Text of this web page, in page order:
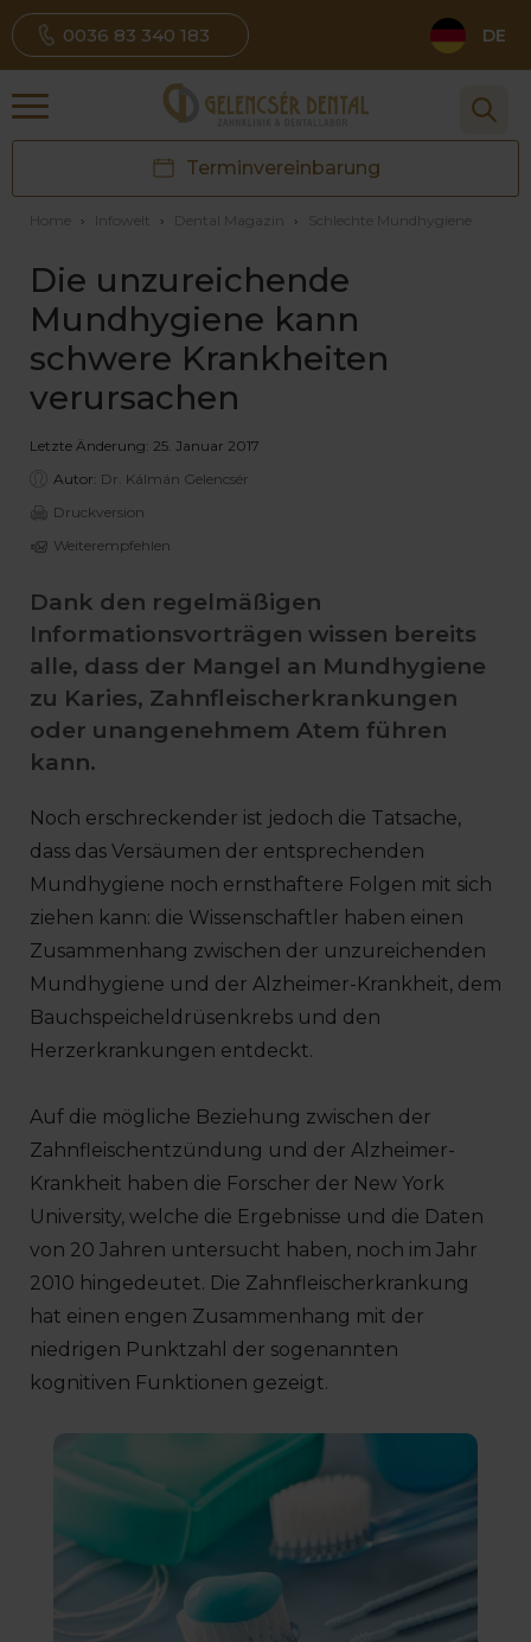
0036 83 340 183 DE
Terminvereinbarung
Home › Infowelt › Dental Magazin › Schlechte Mundhygiene
Die unzureichende
Mundhygiene kann
schwere Krankheiten
verursachen
Letzte Änderung: 25. Januar 2017
Autor: Dr. Kálmán Gelencsér
Druckversion
Weiterempfehlen
Dank den regelmäßigen
Informationsvorträgen wissen bereits
alle, dass der Mangel an Mundhygiene
zu Karies, Zahnfleischerkrankungen
oder unangenehmem Atem führen
kann.
Noch erschreckender ist jedoch die Tatsache,
dass das Versäumen der entsprechenden
Mundhygiene noch ernsthaftere Folgen mit sich
ziehen kann: die Wissenschaftler haben einen
Zusammenhang zwischen der unzureichenden
Mundhygiene und der Alzheimer-Krankheit, dem
Bauchspeicheldrüsenkrebs und den
Herzerkrankungen entdeckt.
Auf die mögliche Beziehung zwischen der
Zahnfleischentzündung und der Alzheimer-
Krankheit haben die Forscher der New York
University, welche die Ergebnisse und die Daten
von 20 Jahren untersucht haben, noch im Jahr
2010 hingedeutet. Die Zahnfleischerkrankung
hat einen engen Zusammenhang mit der
niedrigen Punktzahl der sogenannten
kognitiven Funktionen gezeigt.